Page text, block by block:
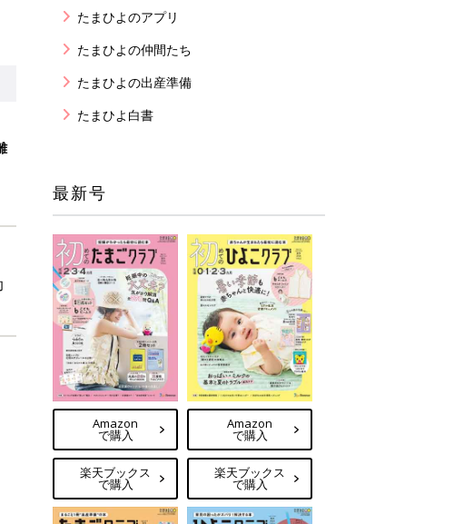
たまひよのアプリ
たまひよの仲間たち
たまひよの出産準備
たまひよ白書
最新号
Amazon
で購入
楽天ブックス
で購入
Amazon
で購入
楽天ブックス
で購入